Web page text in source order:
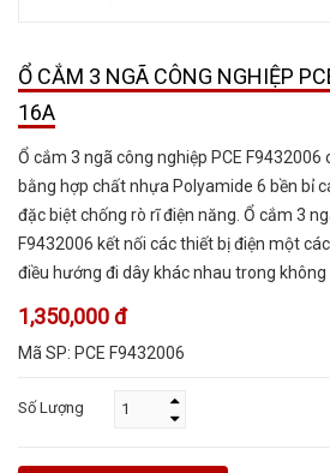
Ổ CẮM 3 NGÃ CÔNG NGHIỆP
16A
Ổ cắm 3 ngã công nghiệp PCE
bằng hợp chất nhựa Polyamide 6 bền bỉ
đặc biệt chống rò rĩ điện năng. Ổ cắm 3
F9432006 kết nối các thiết bị điện một
điều hướng đi dây khác nhau trong không
1,350,000 đ
Mã SP: PCE F9432006
Số Lượng